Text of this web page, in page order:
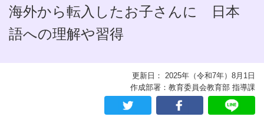
海外から転入したお子さんに 日本
語への理解や習得
更新日： 2025年（令和7年）8月1日
作成部署：教育委員会教育部 指導課